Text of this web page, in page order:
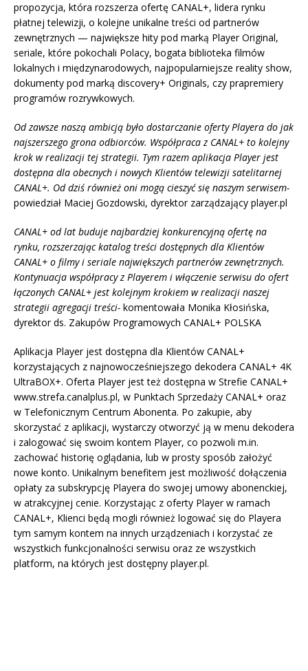
propozycja, która rozszerza ofertę CANAL+, lidera rynku
płatnej telewizji, o kolejne unikalne treści od partnerów
zewnętrznych — największe hity pod marką Player Original,
seriale, które pokochali Polacy, bogata biblioteka filmów
lokalnych i międzynarodowych, najpopularniejsze reality show,
dokumenty pod marką discovery+ Originals, czy prapremiery
programów rozrywkowych.
Od zawsze naszą ambicją było dostarczanie oferty Playera do jak
najszerszego grona odbiorców. Współpraca z CANAL+ to kolejny
krok w realizacji tej strategii. Tym razem aplikacja Player jest
dostępna dla obecnych i nowych Klientów telewizji satelitarnej
CANAL+. Od dziś również oni mogą cieszyć się naszym serwisem-
powiedział Maciej Gozdowski, dyrektor zarządzający player.pl
CANAL+ od lat buduje najbardziej konkurencyjną ofertę na
rynku, rozszerzając katalog treści dostępnych dla Klientów
CANAL+ o filmy i seriale największych partnerów zewnętrznych.
Kontynuacja współpracy z Playerem i włączenie serwisu do ofert
łączonych CANAL+ jest kolejnym krokiem w realizacji naszej
strategii agregacji treści- komentowała Monika Kłosińska,
dyrektor ds. Zakupów Programowych CANAL+ POLSKA
Aplikacja Player jest dostępna dla Klientów CANAL+
korzystających z najnowocześniejszego dekodera CANAL+ 4K
UltraBOX+. Oferta Player jest też dostępna w Strefie CANAL+
www.strefa.canalplus.pl, w Punktach Sprzedaży CANAL+ oraz
w Telefonicznym Centrum Abonenta. Po zakupie, aby
skorzystać z aplikacji, wystarczy otworzyć ją w menu dekodera
i zalogować się swoim kontem Player, co pozwoli m.in.
zachować historię oglądania, lub w prosty sposób założyć
nowe konto. Unikalnym benefitem jest możliwość dołączenia
opłaty za subskrypcję Playera do swojej umowy abonenckiej,
w atrakcyjnej cenie. Korzystając z oferty Player w ramach
CANAL+, Klienci będą mogli również logować się do Playera
tym samym kontem na innych urządzeniach i korzystać ze
wszystkich funkcjonalności serwisu oraz ze wszystkich
platform, na których jest dostępny player.pl.